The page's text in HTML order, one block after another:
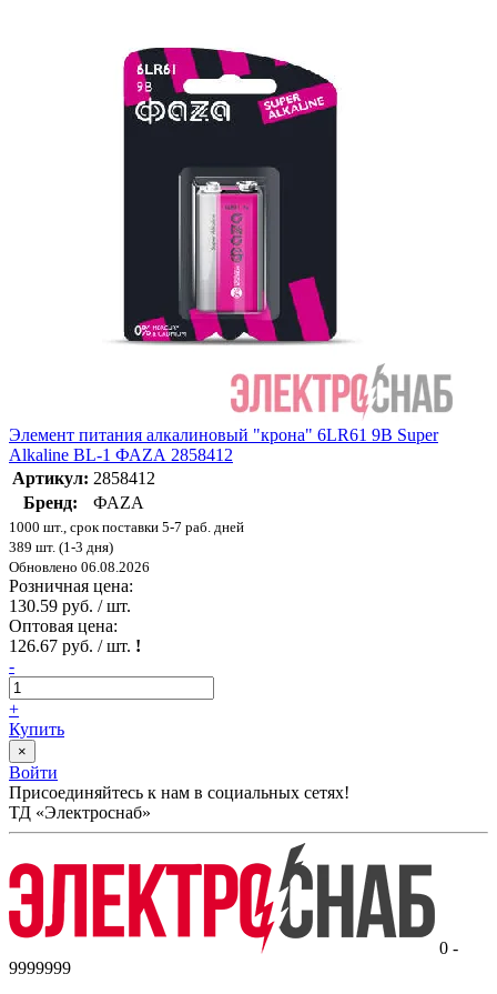
Элемент питания алкалиновый "крона" 6LR61 9В Super
Alkaline BL-1 ФАZА 2858412
Артикул: 2858412
Бренд:
ФАZА
1000 шт., срок поставки 5-7 раб. дней
389 шт. (1-3 дня)
Обновлено 06.08.2026
Розничная цена:
130.59 руб. / шт.
Оптовая цена:
126.67 руб. / шт. !
-
+
Купить
×
Войти
Присоединяйтесь к нам в социальных сетях!
ТД «Электроснаб»
0 -
9999999